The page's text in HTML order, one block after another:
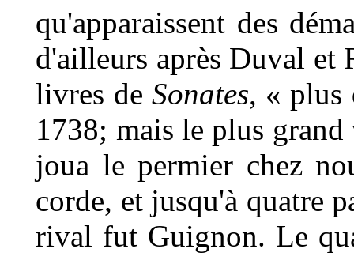
qu'apparaissent des
d'ailleurs après Duval et
livres de Sonates, «
1738; mais le plus
joua le permier chez
corde, et jusqu'à quatre
rival fut Guignon. Le